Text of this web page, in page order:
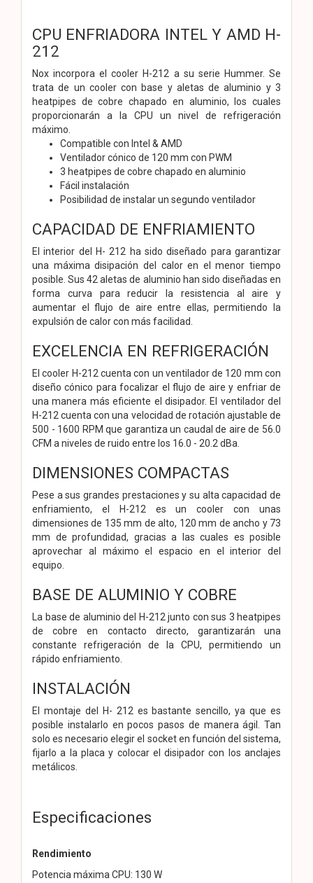
CPU ENFRIADORA INTEL Y AMD H-
212
Nox incorpora el cooler H-212 a su serie Hummer. Se
trata de un cooler con base y aletas de aluminio y 3
heatpipes de cobre chapado en aluminio, los cuales
proporcionarán a la CPU un nivel de refrigeración
máximo.
Compatible con Intel & AMD
Ventilador cónico de 120 mm con PWM
3 heatpipes de cobre chapado en aluminio
Fácil instalación
Posibilidad de instalar un segundo ventilador
CAPACIDAD DE ENFRIAMIENTO
El interior del H- 212 ha sido diseñado para garantizar
una máxima disipación del calor en el menor tiempo
posible. Sus 42 aletas de aluminio han sido diseñadas en
forma curva para reducir la resistencia al aire y
aumentar el flujo de aire entre ellas, permitiendo la
expulsión de calor con más facilidad.
EXCELENCIA EN REFRIGERACIÓN
El cooler H-212 cuenta con un ventilador de 120 mm con
diseño cónico para focalizar el flujo de aire y enfriar de
una manera más eficiente el disipador. El ventilador del
H-212 cuenta con una velocidad de rotación ajustable de
500 - 1600 RPM que garantiza un caudal de aire de 56.0
CFM a niveles de ruido entre los 16.0 - 20.2 dBa.
DIMENSIONES COMPACTAS
Pese a sus grandes prestaciones y su alta capacidad de
enfriamiento, el H-212 es un cooler con unas
dimensiones de 135 mm de alto, 120 mm de ancho y 73
mm de profundidad, gracias a las cuales es posible
aprovechar al máximo el espacio en el interior del
equipo.
BASE DE ALUMINIO Y COBRE
La base de aluminio del H-212 junto con sus 3 heatpipes
de cobre en contacto directo, garantizarán una
constante refrigeración de la CPU, permitiendo un
rápido enfriamiento.
INSTALACIÓN
El montaje del H- 212 es bastante sencillo, ya que es
posible instalarlo en pocos pasos de manera ágil. Tan
solo es necesario elegir el socket en función del sistema,
fijarlo a la placa y colocar el disipador con los anclajes
metálicos.
Especificaciones
Rendimiento
Potencia máxima CPU: 130 W